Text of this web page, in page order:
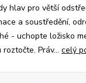
hlav pro větší
a soustředění,
- uchopte ložisko
Práv... celý